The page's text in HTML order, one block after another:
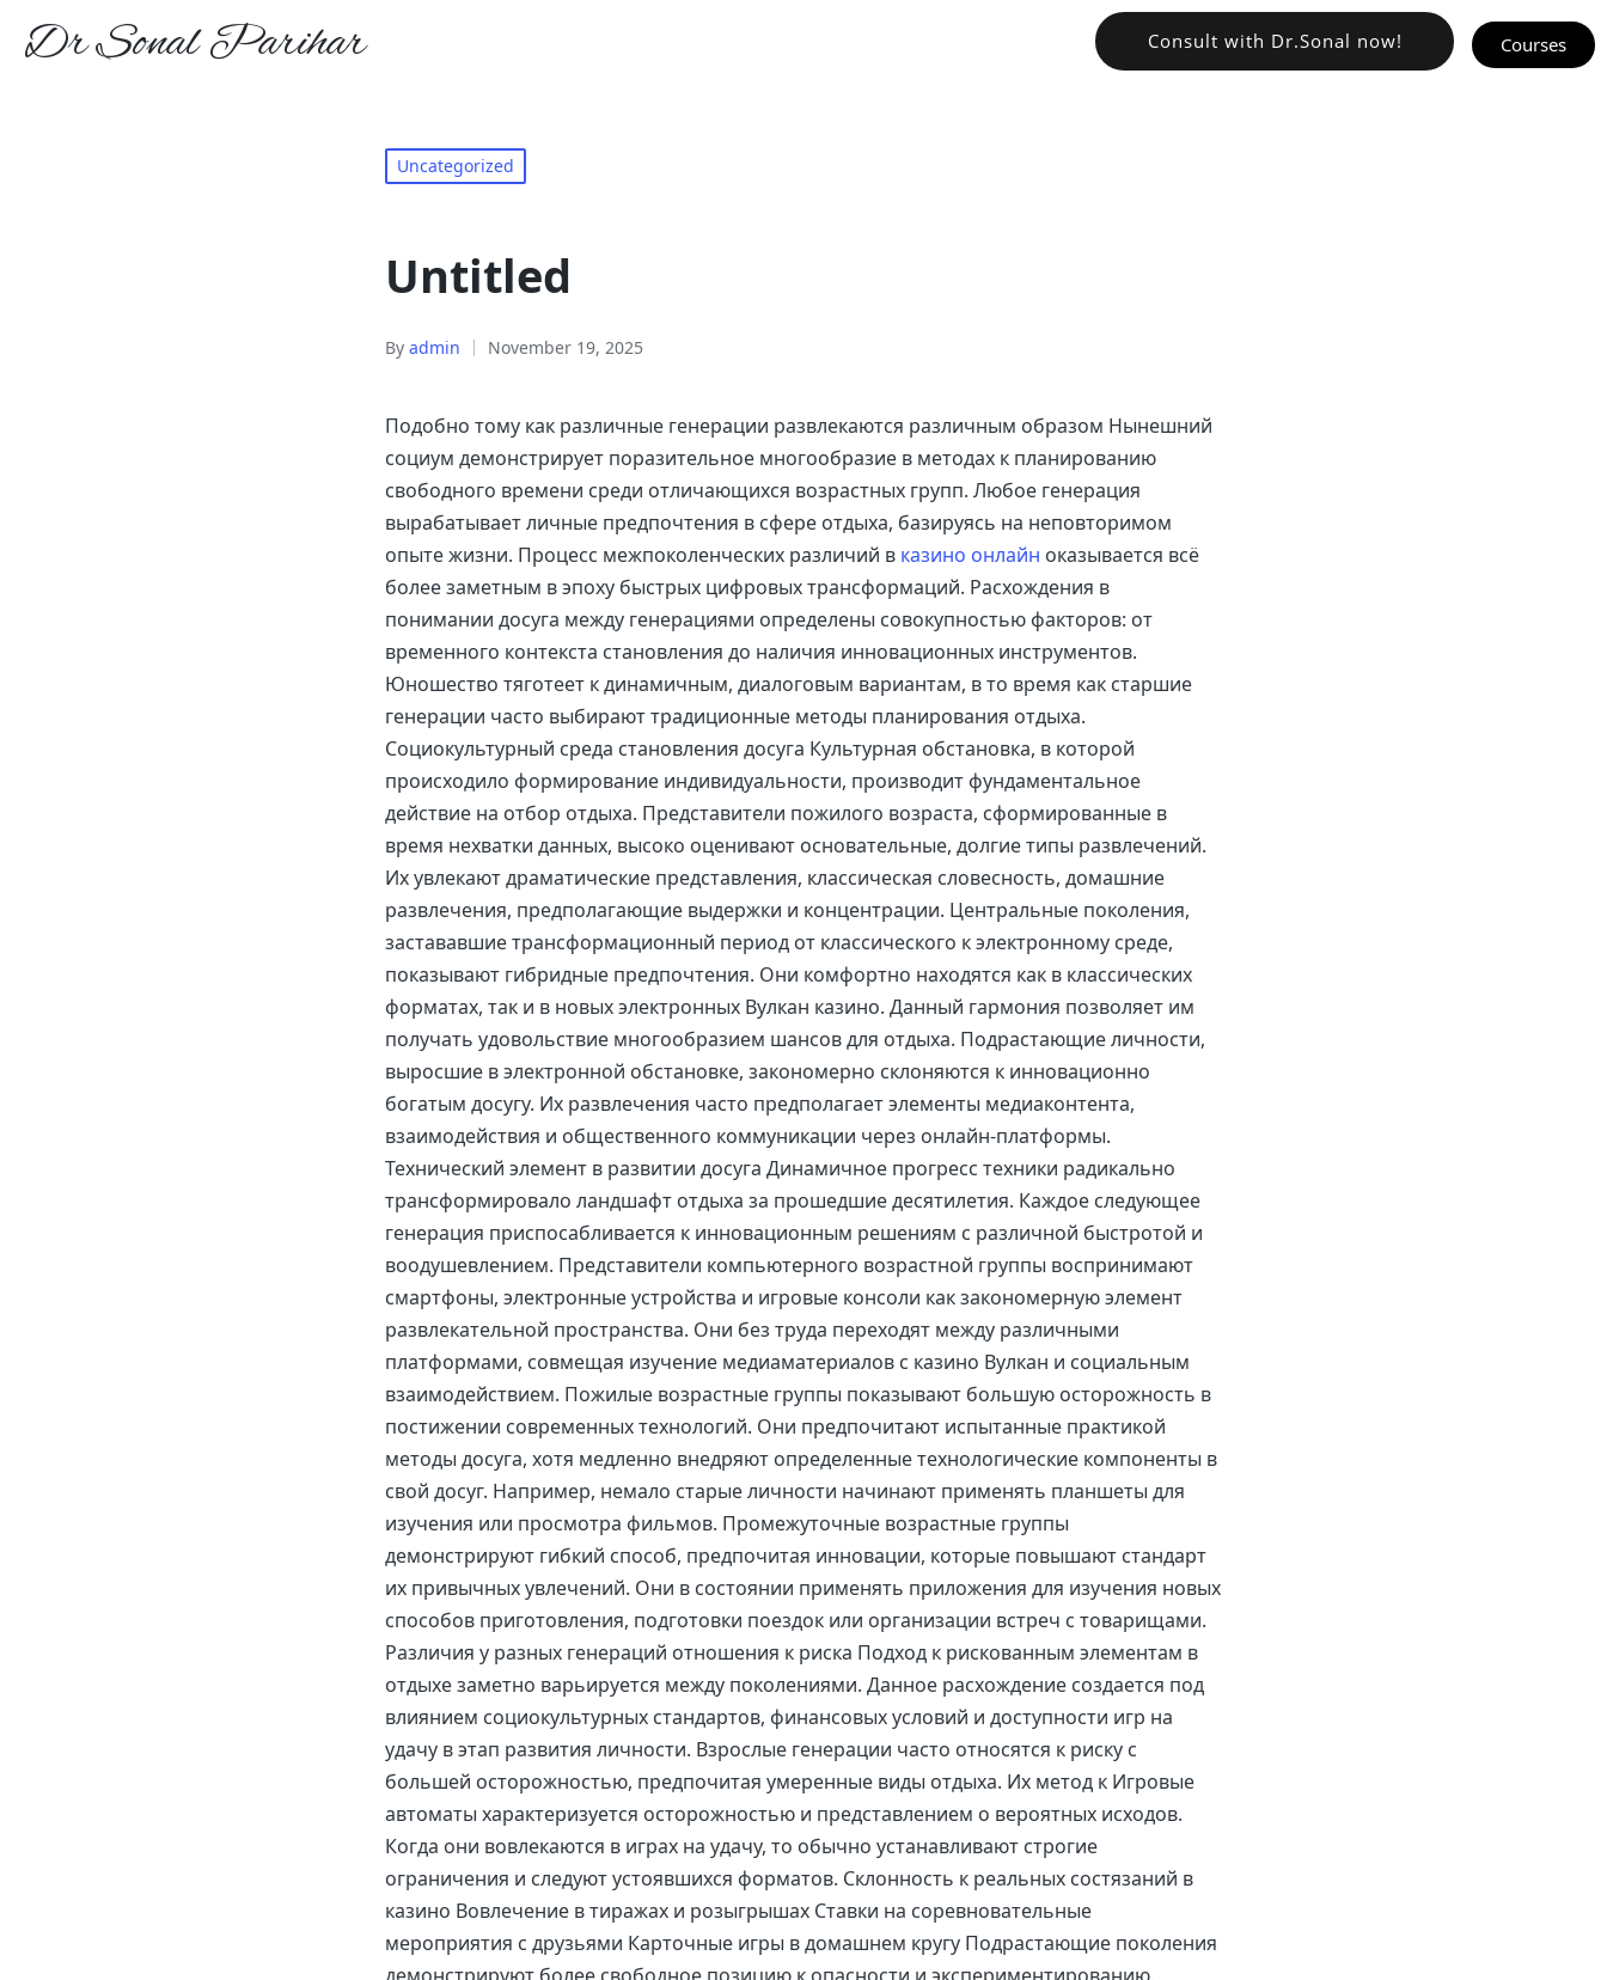
Dr Sonal Parihar Consult with Dr.Sonal now! Courses
Uncategorized
Untitled
By admin November 19, 2025
Подобно тому как различные генерации развлекаются различным образом Нынешний
социум демонстрирует поразительное многообразие в методах к планированию
свободного времени среди отличающихся возрастных групп. Любое генерация
вырабатывает личные предпочтения в сфере отдыха, базируясь на неповторимом
опыте жизни. Процесс межпоколенческих различий в казино онлайн оказывается всё
более заметным в эпоху быстрых цифровых трансформаций. Расхождения в
понимании досуга между генерациями определены совокупностью факторов: от
временного контекста становления до наличия инновационных инструментов.
Юношество тяготеет к динамичным, диалоговым вариантам, в то время как старшие
генерации часто выбирают традиционные методы планирования отдыха.
Социокультурный среда становления досуга Культурная обстановка, в которой
происходило формирование индивидуальности, производит фундаментальное
действие на отбор отдыха. Представители пожилого возраста, сформированные в
время нехватки данных, высоко оценивают основательные, долгие типы развлечений.
Их увлекают драматические представления, классическая словесность, домашние
развлечения, предполагающие выдержки и концентрации. Центральные поколения,
застававшие трансформационный период от классического к электронному среде,
показывают гибридные предпочтения. Они комфортно находятся как в классических
форматах, так и в новых электронных Вулкан казино. Данный гармония позволяет им
получать удовольствие многообразием шансов для отдыха. Подрастающие личности,
выросшие в электронной обстановке, закономерно склоняются к инновационно
богатым досугу. Их развлечения часто предполагает элементы медиаконтента,
взаимодействия и общественного коммуникации через онлайн-платформы.
Технический элемент в развитии досуга Динамичное прогресс техники радикально
трансформировало ландшафт отдыха за прошедшие десятилетия. Каждое следующее
генерация приспосабливается к инновационным решениям с различной быстротой и
воодушевлением. Представители компьютерного возрастной группы воспринимают
смартфоны, электронные устройства и игровые консоли как закономерную элемент
развлекательной пространства. Они без труда переходят между различными
платформами, совмещая изучение медиаматериалов с казино Вулкан и социальным
взаимодействием. Пожилые возрастные группы показывают большую осторожность в
постижении современных технологий. Они предпочитают испытанные практикой
методы досуга, хотя медленно внедряют определенные технологические компоненты в
свой досуг. Например, немало старые личности начинают применять планшеты для
изучения или просмотра фильмов. Промежуточные возрастные группы
демонстрируют гибкий способ, предпочитая инновации, которые повышают стандарт
их привычных увлечений. Они в состоянии применять приложения для изучения новых
способов приготовления, подготовки поездок или организации встреч с товарищами.
Различия у разных генераций отношения к риска Подход к рискованным элементам в
отдыхе заметно варьируется между поколениями. Данное расхождение создается под
влиянием социокультурных стандартов, финансовых условий и доступности игр на
удачу в этап развития личности. Взрослые генерации часто относятся к риску с
большей осторожностью, предпочитая умеренные виды отдыха. Их метод к Игровые
автоматы характеризуется осторожностью и представлением о вероятных исходов.
Когда они вовлекаются в играх на удачу, то обычно устанавливают строгие
ограничения и следуют устоявшихся форматов. Склонность к реальных состязаний в
казино Вовлечение в тиражах и розыгрышах Ставки на соревновательные
мероприятия с друзьями Карточные игры в домашнем кругу Подрастающие поколения